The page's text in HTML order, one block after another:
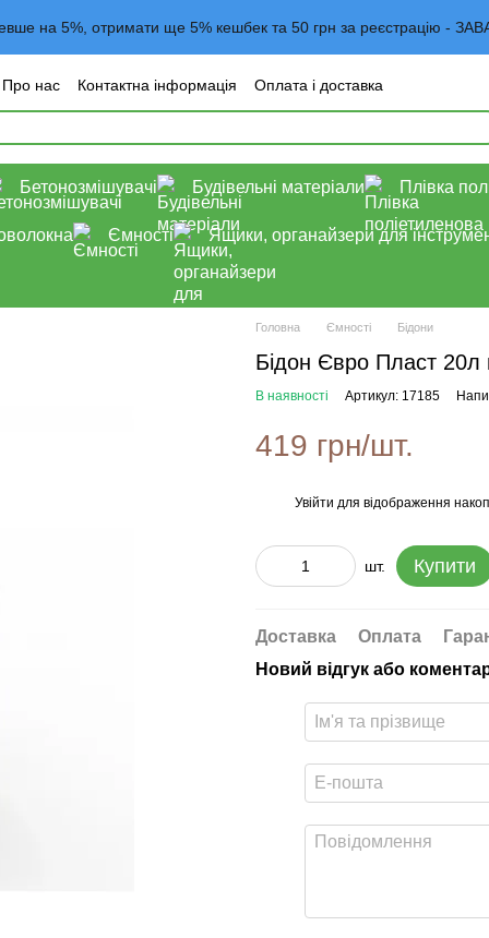
на 5%, отримати ще 5% кешбек та 50 грн за реєстрацію -
Про нас Контактна інформація
Оплата і доставка
користувача
Договор оферта Блог
Бетонозмішувачі Будівельні матеріали Плівка
Ємності Ящики, органайзери для
Головна Ємності Бідони
Бідон Євро Пласт 20л
В наявності Артикул: 17185
419 грн/шт.
Увійти для відображення
шт. Купити
Доставка Оплата
Новий відгук або